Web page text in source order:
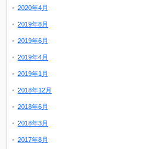
2020年4月
2019年8月
2019年6月
2019年4月
2019年1月
2018年12月
2018年6月
2018年3月
2017年8月